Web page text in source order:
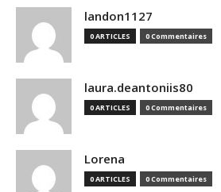
landon1127
0 ARTICLES 0 Commentaires
laura.deantoniis80
0 ARTICLES 0 Commentaires
Lorena
0 ARTICLES 0 Commentaires